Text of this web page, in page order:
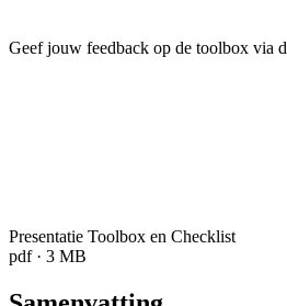
Geef jouw feedback op de toolbox via
Presentatie Toolbox en Checklist
pdf · 3 MB